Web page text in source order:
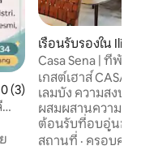
นเฉลี่ย 5.0 จาก 5, 3 รีวิว
(3)
เรือนรับรองใน Ilir
Casa Sena | ที่พัก
เกสต์เฮาส์ CASA
เลมบัง ความสงบ
ผสมผสานความสะ
ต้อนรับที่อบอุ่นขอ
ลงตัว บ้านมีพื้นที่นั่งเล่น ห้องรับประทาน
สถานที่ · ครอบครัว